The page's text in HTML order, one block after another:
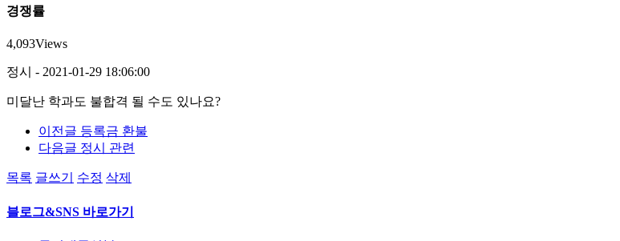
경쟁률
4,093Views
정시 - 2021-01-29 18:06:00
미달난 학과도 불합격 될 수도 있나요?
이전글 등록금 환불
다음글 정시 관련
목록 글쓰기 수정 삭제
블로그&SNS 바로가기